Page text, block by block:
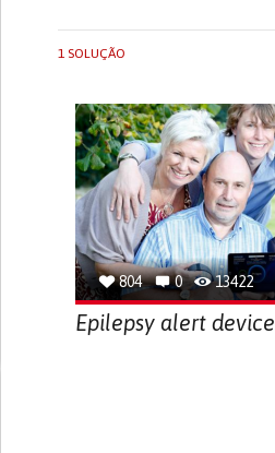
1 SOLUÇÃO
804 0 13422
Epilepsy alert device